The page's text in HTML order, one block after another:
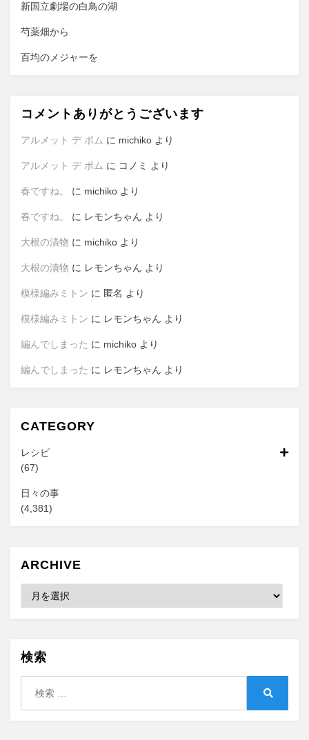
新国立劇場の白鳥の湖
芍薬畑から
百均のメジャーを
コメントありがとうございます
アルメット デ ポム に michiko より
アルメット デ ポム に コノミ より
春ですね。 に michiko より
春ですね。 に レモンちゃん より
大根の漬物 に michiko より
大根の漬物 に レモンちゃん より
模様編みミトン に 匿名 より
模様編みミトン に レモンちゃん より
編んでしまった に michiko より
編んでしまった に レモンちゃん より
CATEGORY
レシピ
(67)
日々の事
(4,381)
ARCHIVE
Archive
検索